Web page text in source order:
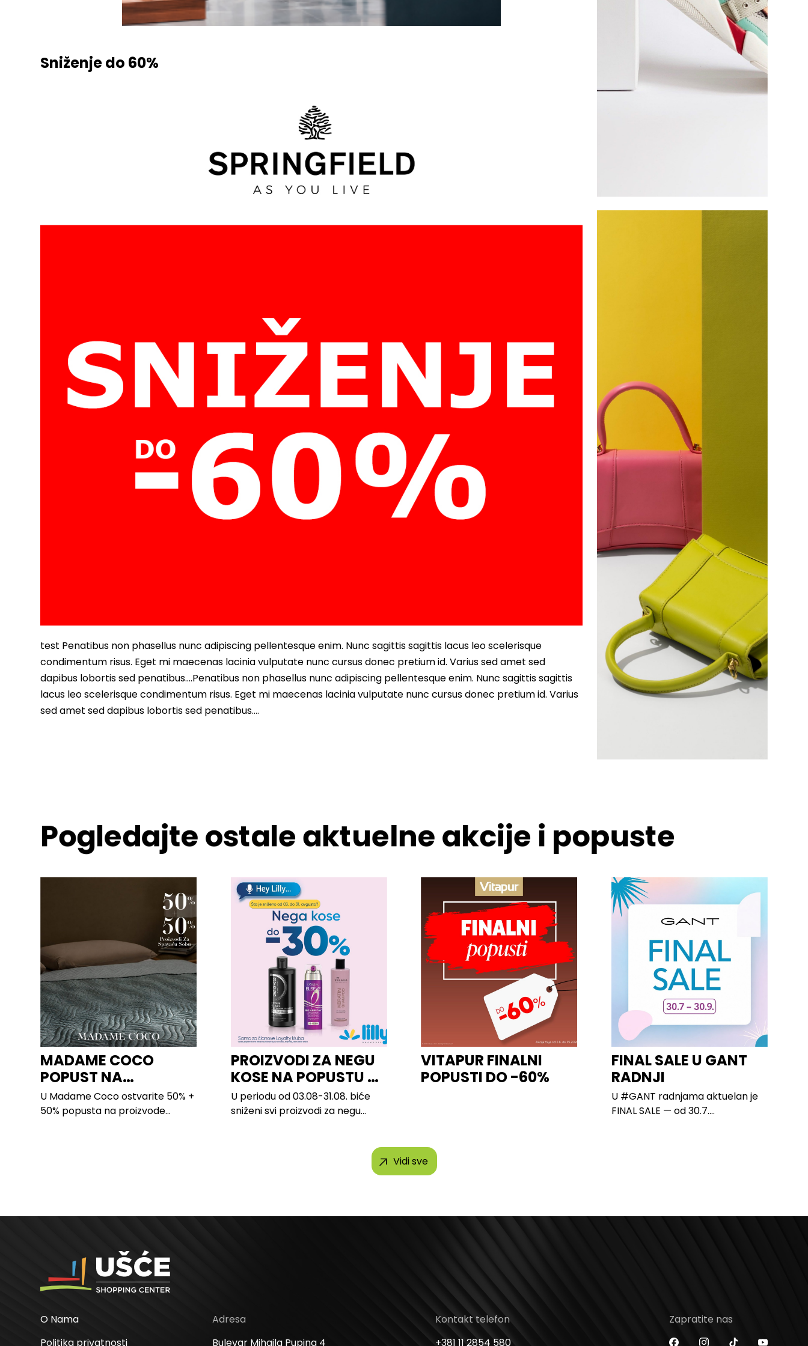
Sniženje do 60%
test Penatibus non phasellus nunc adipiscing pellentesque enim. Nunc sagittis sagittis lacus leo scelerisque
condimentum risus. Eget mi maecenas lacinia vulputate nunc cursus donec pretium id. Varius sed amet sed
dapibus lobortis sed penatibus….Penatibus non phasellus nunc adipiscing pellentesque enim. Nunc sagittis sagittis
lacus leo scelerisque condimentum risus. Eget mi maecenas lacinia vulputate nunc cursus donec pretium id. Varius
sed amet sed dapibus lobortis sed penatibus….
Pogledajte ostale aktuelne akcije i popuste
MADAME COCO
POPUST NA
PROIZVODE ZA
SPAVAĆU SOBU
U Madame Coco ostvarite 50% +
50% popusta na proizvode...
PROIZVODI ZA NEGU
KOSE NA POPUSTU U
LILLY
U periodu od 03.08-31.08. biće
sniženi svi proizvodi za negu
VITAPUR FINALNI
POPUSTI DO -60%
FINAL SALE U GANT
RADNJI
U #GANT radnjama aktuelan je
FINAL SALE — od 30.7....
Vidi sve
O Nama
Politika privatnosti
Adresa
Bulevar Mihaila Pupina 4
Kontakt telefon
+381 11 2854 580
Zapratite nas